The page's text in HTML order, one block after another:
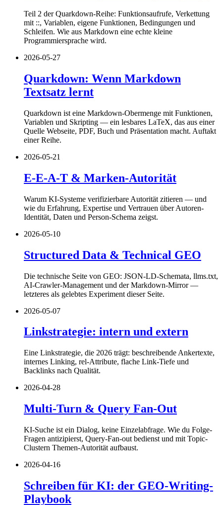
Teil 2 der Quarkdown-Reihe: Funktionsaufrufe, Verkettung
mit ::, Variablen, eigene Funktionen, Bedingungen und
Schleifen. Wie aus Markdown eine echte kleine
Programmiersprache wird.
2026-05-27
Quarkdown: Wenn Markdown
Textsatz lernt
Quarkdown ist eine Markdown-Obermenge mit Funktionen,
Variablen und Skripting — ein lesbares LaTeX, das aus einer
Quelle Webseite, PDF, Buch und Präsentation macht. Auftakt
einer Reihe.
2026-05-21
E-E-A-T & Marken-Autorität
Warum KI-Systeme verifizierbare Autorität zitieren — und
wie du Erfahrung, Expertise und Vertrauen über Autoren-
Identität, Daten und Person-Schema zeigst.
2026-05-10
Structured Data & Technical GEO
Die technische Seite von GEO: JSON-LD-Schemata, llms.txt,
AI-Crawler-Management und der Markdown-Mirror —
letzteres als gelebtes Experiment dieser Seite.
2026-05-07
Linkstrategie: intern und extern
Eine Linkstrategie, die 2026 trägt: beschreibende Ankertexte,
internes Linking, rel-Attribute, flache Link-Tiefe und
Backlinks nach Qualität.
2026-04-28
Multi-Turn & Query Fan-Out
KI-Suche ist ein Dialog, keine Einzelabfrage. Wie du Folge-
Fragen antizipierst, Query-Fan-out bedienst und mit Topic-
Clustern Themen-Autorität aufbaust.
2026-04-16
Schreiben für KI: der GEO-Writing-
Playbook